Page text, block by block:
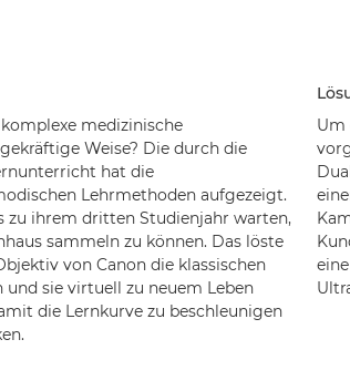
medizinische
Weise? Die durch die
hat die
Lehrmethoden aufgezeigt.
zu ihrem dritten Studienjahr warten,
sammeln zu können. Das löste
von Canon die klassischen
sie virtuell zu neuem Leben
die Lernkurve zu beschleunigen
Um